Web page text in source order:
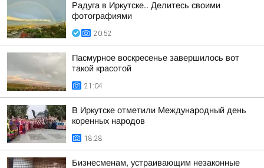
Радуга в Иркутске.. Делитесь своими
фотографиями
20:52
Пасмурное воскресенье завершилось вот
такой красотой
21:04
В Иркутске отметили Международный день
коренных народов
18:28
Бизнесменам, устраивающим незаконные